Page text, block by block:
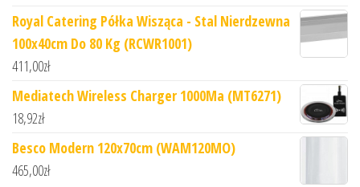
Royal Catering Półka Wisząca - Stal Nierdzewna
100x40cm Do 80 Kg (RCWR1001)
411,00zł
Mediatech Wireless Charger 1000Ma (MT6271)
18,92zł
Besco Modern 120x70cm (WAM120MO)
465,00zł